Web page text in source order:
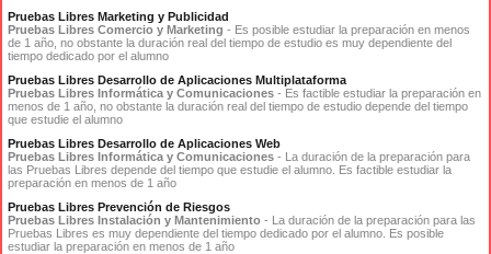
Pruebas Libres Marketing y Publicidad
Pruebas Libres Comercio y Marketing - Es posible estudiar la preparación en menos
de 1 año, no obstante la duración real del tiempo de estudio es muy dependiente del
tiempo dedicado por el alumno
Pruebas Libres Desarrollo de Aplicaciones Multiplataforma
Pruebas Libres Informática y Comunicaciones - Es factible estudiar la preparación en
menos de 1 año, no obstante la duración real del tiempo de estudio depende del tiempo
que estudie el alumno
Pruebas Libres Desarrollo de Aplicaciones Web
Pruebas Libres Informática y Comunicaciones - La duración de la preparación para
las Pruebas Libres depende del tiempo que estudie el alumno. Es factible estudiar la
preparación en menos de 1 año
Pruebas Libres Prevención de Riesgos
Pruebas Libres Instalación y Mantenimiento - La duración de la preparación para las
Pruebas Libres es muy dependiente del tiempo dedicado por el alumno. Es posible
estudiar la preparación en menos de 1 año